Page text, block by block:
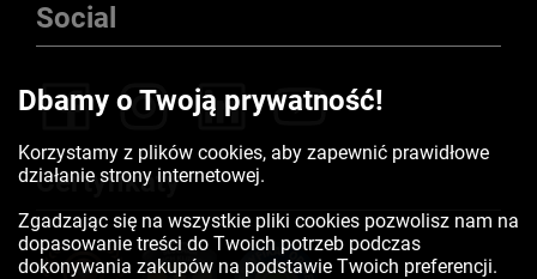
Social
Certyfikaty
Dbamy o Twoją prywatność!
Korzystamy z plików cookies, aby zapewnić prawidłowe
działanie strony internetowej.
Zgadzając się na wszystkie pliki cookies pozwolisz nam na
dopasowanie treści do Twoich potrzeb podczas
dokonywania zakupów na podstawie Twoich preferencji.